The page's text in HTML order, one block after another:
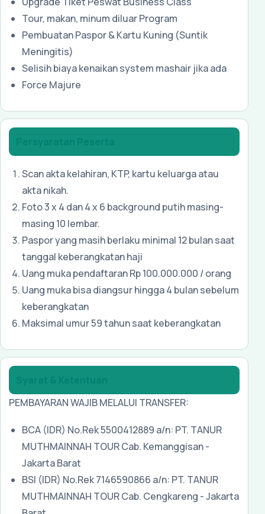
Tour, makan, minum diluar Program
Pembuatan Paspor & Kartu Kuning (Suntik
Meningitis)
Selisih biaya kenaikan system mashair jika ada
Force Majure
Scan akta kelahiran, KTP, kartu keluarga atau
akta nikah.
Foto 3 x 4 dan 4 x 6 background putih masing-
masing 10 lembar.
Paspor yang masih berlaku minimal 12 bulan saat
tanggal keberangkatan haji
Uang muka pendaftaran Rp 100.000.000 / orang
Uang muka bisa diangsur hingga 4 bulan sebelum
keberangkatan
Maksimal umur 59 tahun saat keberangkatan
PEMBAYARAN WAJIB MELALUI TRANSFER:
BCA (IDR) No.Rek 5500412889 a/n: PT. TANUR
MUTHMAINNAH TOUR Cab. Kemanggisan -
Jakarta Barat
BSI (IDR) No.Rek 7146590866 a/n: PT. TANUR
MUTHMAINNAH TOUR Cab. Cengkareng - Jakarta